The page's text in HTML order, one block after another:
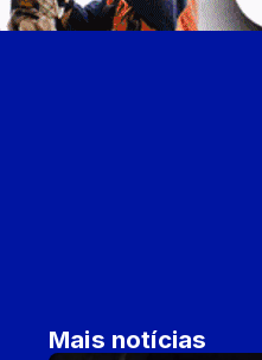
Mais notícias